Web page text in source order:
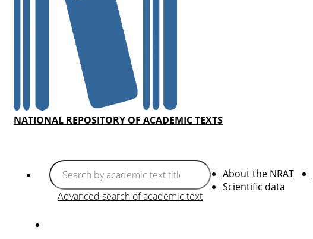
NATIONAL REPOSITORY OF ACADEMIC TEXTS
Advanced search of academic text
About the NRAT
Scientific data